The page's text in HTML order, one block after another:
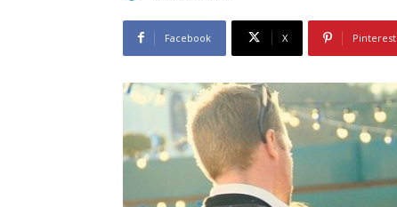
Facebook X Pinterest